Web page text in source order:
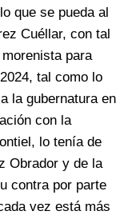
que se pueda al
Cuéllar, con tal
para
tal como lo
la gubernatura en
con la
lo tenía de
Obrador y de la
contra por parte
vez está más